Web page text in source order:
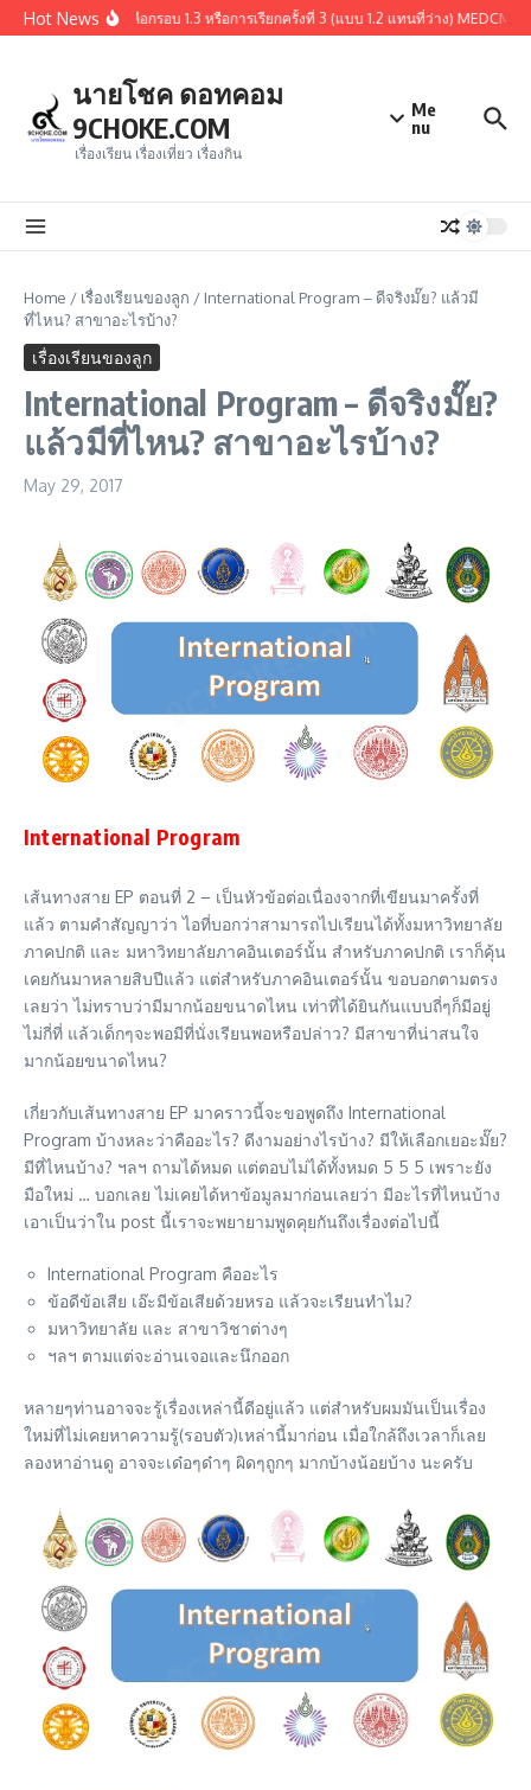
Skip to content
Hot News
สรุปผู้ผ่านการคัดเลือกรอบ 1.3 หรือการเรียกครั้งที่ 3 (แบบ 1.2 แทนที่ว่าง) MEDCMU
นายโชค ดอทคอม
9CHOKE.COM
เรื่องเรียน เรื่องเที่ยว เรื่องกิน
Me
nu
Home / เรื่องเรียนของลูก / International Program – ดีจริงมั๊ย? แล้วมี
ที่ไหน? สาขาอะไรบ้าง?
เรื่องเรียนของลูก
International Program – ดีจริงมั๊ย?
แล้วมีที่ไหน? สาขาอะไรบ้าง?
May 29, 2017
International Program
เส้นทางสาย EP ตอนที่ 2 – เป็นหัวข้อต่อเนื่องจากที่เขียนมาครั้งที่
แล้ว ตามคำสัญญาว่า ไอที่บอกว่าสามารถไปเรียนได้ทั้งมหาวิทยาลัย
ภาคปกติ และ มหาวิทยาลัยภาคอินเตอร์นั้น สำหรับภาคปกติ เราก็คุ้น
เคยกันมาหลายสิบปีแล้ว แต่สำหรับภาคอินเตอร์นั้น ขอบอกตามตรง
เลยว่า ไม่ทราบว่ามีมากน้อยขนาดไหน เท่าที่ได้ยินกันแบบถี่ๆก็มีอยู่
ไม่กี่ที่ แล้วเด็กๆจะพอมีที่นั่งเรียนพอหรือปล่าว? มีสาขาที่น่าสนใจ
มากน้อยขนาดไหน?
เกี่ยวกับเส้นทางสาย EP มาคราวนี้จะขอพูดถึง International
Program บ้างหละว่าคืออะไร? ดีงามอย่างไรบ้าง? มีให้เลือกเยอะมั๊ย?
มีที่ไหนบ้าง? ฯลฯ ถามได้หมด แต่ตอบไม่ได้ทั้งหมด 5 5 5 เพราะยัง
มือใหม่ … บอกเลย ไม่เคยได้หาข้อมูลมาก่อนเลยว่า มีอะไรที่ไหนบ้าง
เอาเป็นว่าใน post นี้เราจะพยายามพูดคุยกันถึงเรื่องต่อไปนี้
International Program คืออะไร
ข้อดีข้อเสีย เอ๊ะมีข้อเสียด้วยหรอ แล้วจะเรียนทำไม?
มหาวิทยาลัย และ สาขาวิชาต่างๆ
ฯลฯ ตามแต่จะอ่านเจอและนึกออก
หลายๆท่านอาจจะรู้เรื่องเหล่านี้ดีอยู่แล้ว แต่สำหรับผมมันเป็นเรื่อง
ใหม่ที่ไม่เคยหาความรู้(รอบตัว)เหล่านี้มาก่อน เมื่อใกล้ถึงเวลาก็เลย
ลองหาอ่านดู อาจจะเด๋อๆด๋าๆ ผิดๆถูกๆ มากบ้างน้อยบ้าง นะครับ